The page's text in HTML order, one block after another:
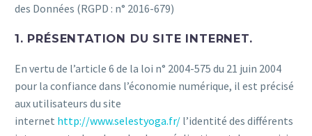
des Données (RGPD : n° 2016-679)
1. PRÉSENTATION DU SITE INTERNET.
En vertu de l’article 6 de la loi n° 2004-575 du 21 juin 2004
pour la confiance dans l’économie numérique, il est précisé
aux utilisateurs du site
internet http://www.selestyoga.fr/ l’identité des différents